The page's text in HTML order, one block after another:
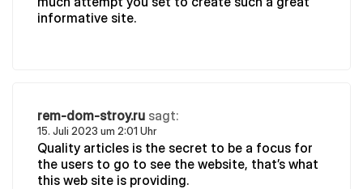
informative site.
rem-dom-stroy.ru sagt:
15. Juli 2023 um 2:01 Uhr
Quality articles is the secret to be a focus for
the users to go to see the website, that’s what
this web site is providing.